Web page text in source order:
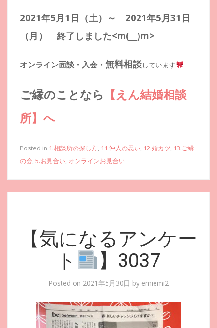
2021年5月1日（土）～ 2021年5月31日
（月） 終了しました<m(__)m>
オンライン面談・入会・ 無料相談しています
ご縁のことなら 【えん結婚相談
所】へ
Posted in 1.相談所の探し方, 11.仲人の思い, 12.婚カツ, 13.ご縁
の会,5.お見合い, オンラインお見合い
【気になるアンケー
ト
】3037
Posted on 2021年5月30日 by emiemi2